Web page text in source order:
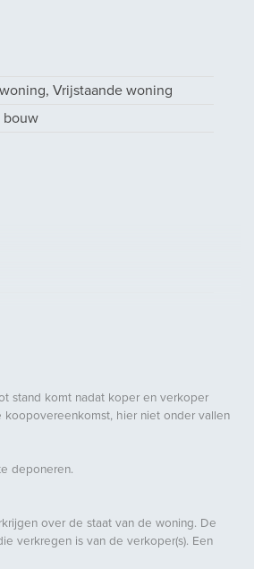
Vrijstaande woning
bouw
ventilatie
weg
stand komt nadat koper en verkoper
hier niet onder vallen
deponeren.
over de staat van de woning. De
verkregen is van de verkoper(s). Een